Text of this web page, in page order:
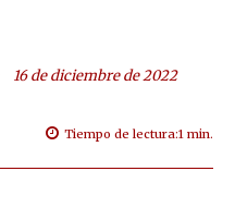
16 de diciembre de 2022
Tiempo de lectura:1 min.